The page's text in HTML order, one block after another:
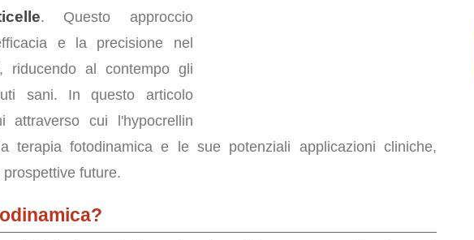
. Questo approccio
e la precisione nel
riducendo al contempo gli
sani. In questo articolo
attraverso cui l'hypocrellin
terapia fotodinamica e le sue potenziali applicazioni cliniche,
future.